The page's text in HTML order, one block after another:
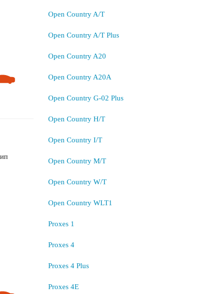
Open Country A/T
Open Country A/T Plus
Open Country A20
Open Country A20A
Open Country G-02 Plus
Open Country H/T
Open Country I/T
Open Country M/T
Open Country W/T
Open Country WLT1
Proxes 1
Proxes 4
Proxes 4 Plus
Proxes 4E